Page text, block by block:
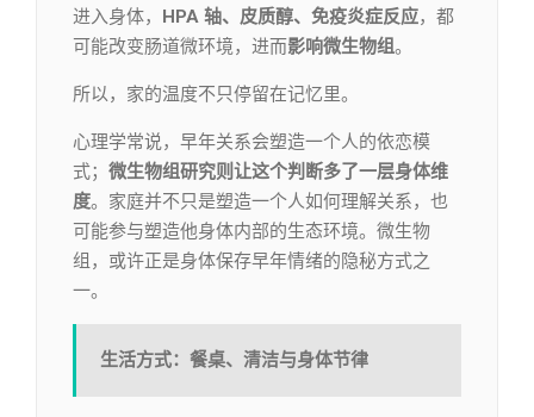
进入身体，
HPA 轴、皮质醇、免疫炎症反应，都
可能改变肠道微环境，进而影响微生物组。
所以，家的温度不只停留在记忆里。
心理学常说，早年关系会塑造一个人的依恋模
式； 微生物组研究则让这个判断多了一层身体维
度。家庭并不只是塑造一个人如何理解关系，也
可能参与塑造他身体内部的生态环境。微生物
组，或许正是身体保存早年情绪的隐秘方式之
一。
生活方式：餐桌、清洁与身体节律